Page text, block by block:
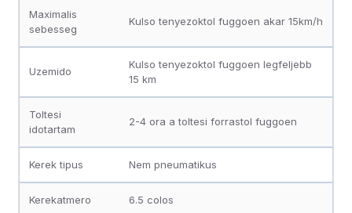
Maximalis
sebesseg
Kulso tenyezoktol fuggoen akar 15km/h
Uzemido
Kulso tenyezoktol fuggoen legfeljebb
15 km
Toltesi
idotartam
2-4 ora a toltesi forrastol fuggoen
Kerek tipus Nem pneumatikus
Kerekatmero 6.5 colos